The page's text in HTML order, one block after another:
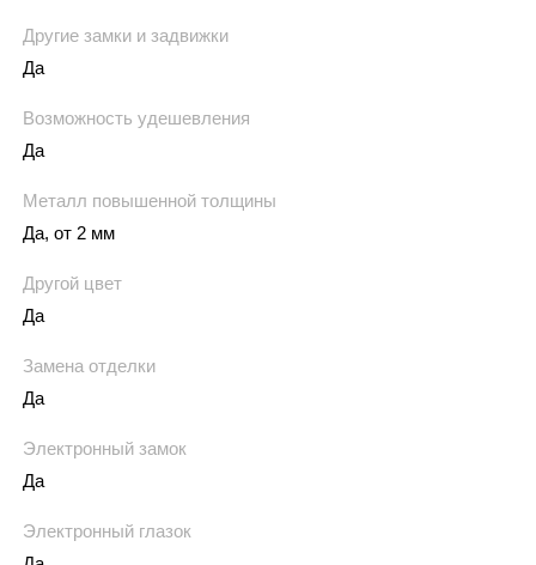
Другие замки и задвижки
Да
Возможность удешевления
Да
Металл повышенной толщины
Да, от 2 мм
Другой цвет
Да
Замена отделки
Да
Электронный замок
Да
Электронный глазок